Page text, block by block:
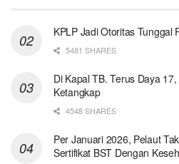
KPLP Jadi Otoritas Tunggal
5481 SHARES
Di Kapal TB. Terus Daya
Ketangkap
4548 SHARES
Per Januari 2026, Pelaut
Sertifikat BST Dengan